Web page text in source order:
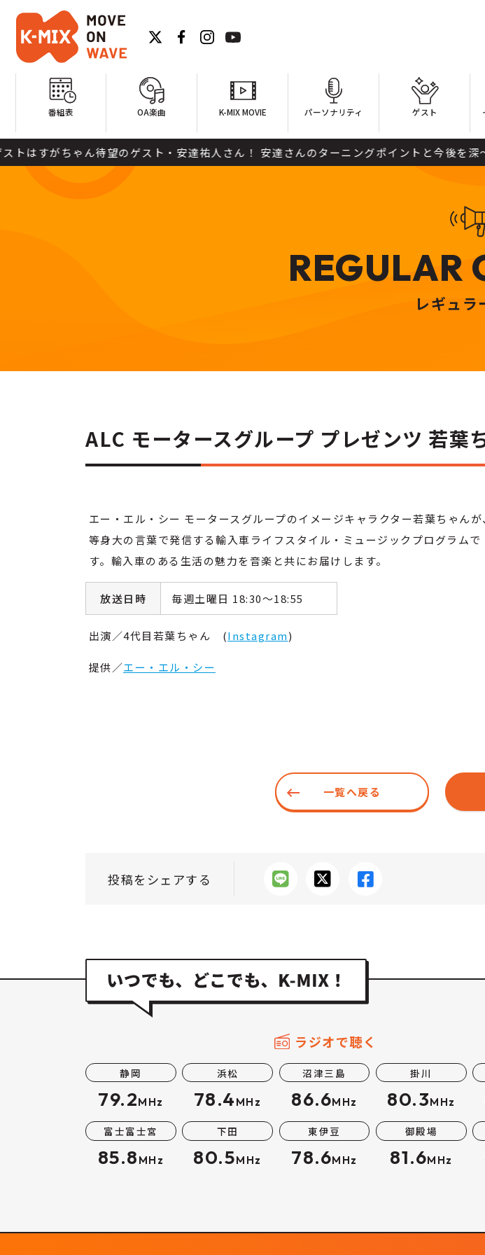
番組表 OA楽曲 K-MIX MOVIE パーソナリティ ゲスト
ゃん待望のゲスト・安達祐人さん！ 安達さんのターニングポイントと今後を深～く
REGULAR
レギュラ
ALC モータースグループ プレゼンツ 若葉
エー・エル・シー モータースグループのイメージキャラクター若葉ちゃんが
等身大の言葉で発信する輸入車ライフスタイル・ミュージックプログラムで
す。輸入車のある生活の魅力を音楽と共にお届けします。
放送日時 毎週土曜日 18:30～18:55
出演／4代目若葉ちゃん (Instagram)
提供／エー・エル・シー
一覧へ戻る
投稿をシェアする
ラジオで聴く
静岡
79.2MHz
浜松
78.4 MHz
沼津三島
86.6MHz
掛川
80.3MHz
富士富士宮
85.8 MHz
下田
80.5MHz
東伊豆
78.6MHz
御殿場
81.6MHz